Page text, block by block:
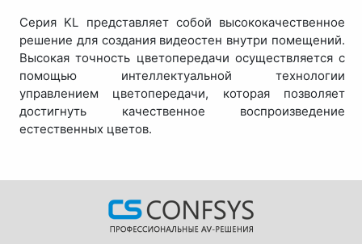
Серия KL представляет собой высококачественное
решение для создания видеостен внутри помещений.
Высокая точность цветопередачи осуществляется с
помощью интеллектуальной технологии
управлением цветопередачи, которая позволяет
достигнуть качественное воспроизведение
естественных цветов.